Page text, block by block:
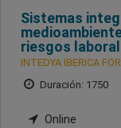
Sistemas
riesgos
INTEDYA IBERICA
Duración: 1750
Online